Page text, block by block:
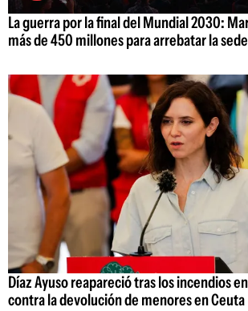
La guerra por la final del Mundial 2030:
más de 450 millones para arrebatar la
Díaz Ayuso reapareció tras los incendios
contra la devolución de menores en Ceuta